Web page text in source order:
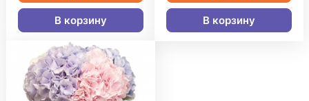
В корзину В корзину